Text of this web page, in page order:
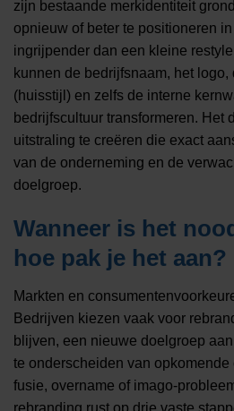
zijn bestaande merkidentiteit
opnieuw of beter te positioneren
ingrijpender dan een kleine
kunnen de bedrijfsnaam, het logo,
(huisstijl) en zelfs de interne
bedrijfscultuur transformeren. Het
uitstraling te creëren die exact
van de onderneming en de
doelgroep.
Wanneer is het
hoe pak je het aan?
Markten en
Bedrijven kiezen vaak voor
blijven, een nieuwe doelgroep
te onderscheiden van opkomende
fusie, overname of imago-